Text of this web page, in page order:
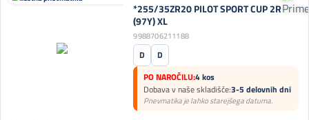
*255/35ZR20 PILOT SPORT CUP 2R
(97Y) XL
9988706211188
D
D
PO NAROČILU:4 kos
Dobava v naše skladišče:3-5 delovnih dni
Pnevmatika je lahko starejšega datuma.